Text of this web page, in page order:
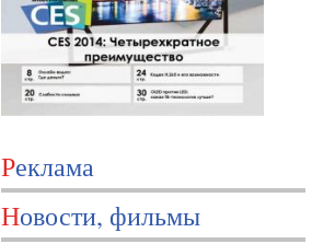
Реклама
Новости, фильмы